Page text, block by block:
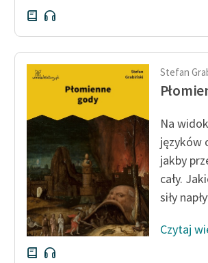
Stefan
Na
języków
jakby
cały.
siły
Czytaj